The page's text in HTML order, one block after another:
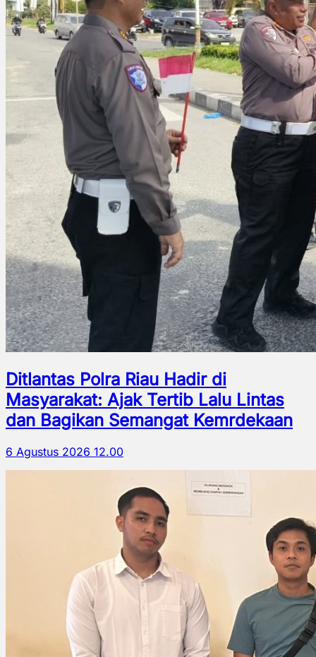
Ditlantas Polra Riau Hadir di
Masyarakat: Ajak Tertib Lalu Lintas
dan Bagikan Semangat Kemrdekaan
6 Agustus 2026 12.00